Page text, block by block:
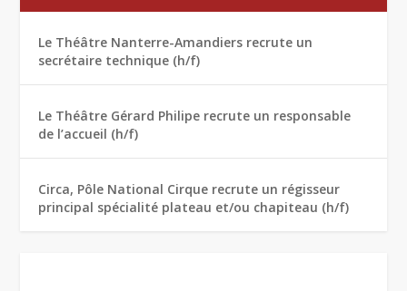
Le Théâtre Nanterre-Amandiers recrute un
secrétaire technique (h/f)
Le Théâtre Gérard Philipe recrute un responsable
de l’accueil (h/f)
Circa, Pôle National Cirque recrute un régisseur
principal spécialité plateau et/ou chapiteau (h/f)